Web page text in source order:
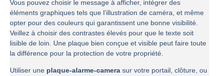
Vous pouvez choisir le message à afficher, intégrer des
éléments graphiques tels que l’illustration de caméra, et même
opter pour des couleurs qui garantissent une bonne visibilité.
Veillez à choisir des contrastes élevés pour que le texte soit
lisible de loin. Une plaque bien conçue et visible peut faire toute
la différence pour la protection de votre propriété.
Utiliser une plaque-alarme-camera sur votre portail, clôture, ou